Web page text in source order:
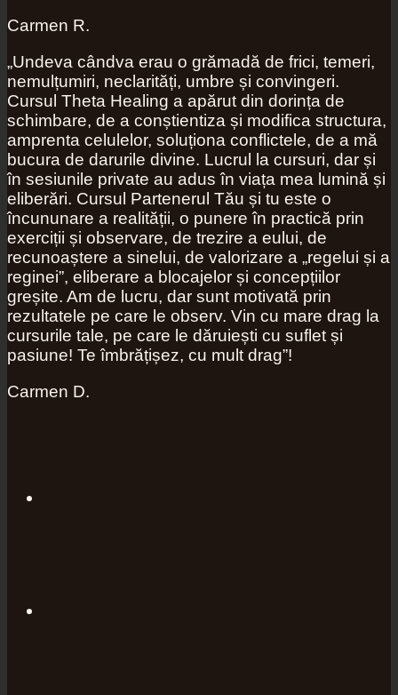
Carmen R.
„Undeva cândva erau o grămadă de frici, temeri,
nemulțumiri, neclarități, umbre și convingeri.
Cursul Theta Healing a apărut din dorința de
schimbare, de a conștientiza și modifica structura,
amprenta celulelor, soluționa conflictele, de a mă
bucura de darurile divine. Lucrul la cursuri, dar și
în sesiunile private au adus în viața mea lumină și
eliberări. Cursul Partenerul Tău și tu este o
încununare a realității, o punere în practică prin
exerciții și observare, de trezire a eului, de
recunoaștere a sinelui, de valorizare a „regelui și a
reginei”, eliberare a blocajelor și concepțiilor
greșite. Am de lucru, dar sunt motivată prin
rezultatele pe care le observ. Vin cu mare drag la
cursurile tale, pe care le dăruiești cu suflet și
pasiune! Te îmbrățișez, cu mult drag”!
Carmen D.